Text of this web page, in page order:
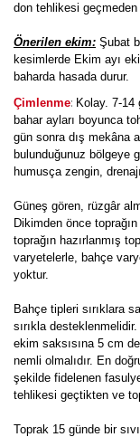
don tehlikesi
Önerilen ekim: Şubat
kesimlerde Ekim ayı
baharda hasada durur.
Çimlenme: Kolay. 7-
bahar ayları boyunca
gün sonra dış mekâna
bulunduğunuz bölgeye
humusça zengin,
Güneş gören, rüzgâr
Dikimden önce
toprağın hazırlanmış
varyetelerle, bahçe
yoktur.
Bahçe tipleri sırıklara
sırıkla desteklenmelidir.
ekim saksısına 5 cm
nemli olmalıdır. En
şekilde fidelenen
tehlikesi geçtikten ve
Toprak 15 günde bir